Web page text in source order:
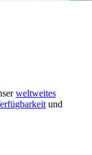
weltweites
und